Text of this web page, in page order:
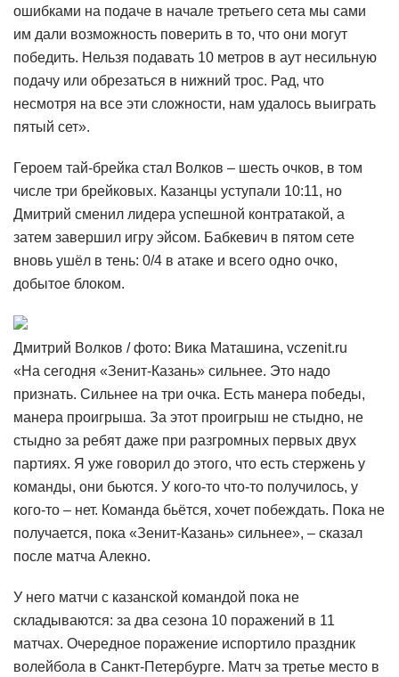
ошибками на подаче в начале третьего сета мы сами
им дали возможность поверить в то, что они могут
победить. Нельзя подавать 10 метров в аут несильную
подачу или обрезаться в нижний трос. Рад, что
несмотря на все эти сложности, нам удалось выиграть
пятый сет».
Героем тай-брейка стал Волков – шесть очков, в том
числе три брейковых. Казанцы уступали 10:11, но
Дмитрий сменил лидера успешной контратакой, а
затем завершил игру эйсом. Бабкевич в пятом сете
вновь ушёл в тень: 0/4 в атаке и всего одно очко,
добытое блоком.
Дмитрий Волков / фото: Вика Маташина, vczenit.ru
«На сегодня «Зенит-Казань» сильнее. Это надо
признать. Сильнее на три очка. Есть манера победы,
манера проигрыша. За этот проигрыш не стыдно, не
стыдно за ребят даже при разгромных первых двух
партиях. Я уже говорил до этого, что есть стержень у
команды, они бьются. У кого-то что-то получилось, у
кого-то – нет. Команда бьётся, хочет побеждать. Пока не
получается, пока «Зенит-Казань» сильнее», – сказал
после матча Алекно.
У него матчи с казанской командой пока не
складываются: за два сезона 10 поражений в 11
матчах. Очередное поражение испортило праздник
волейбола в Санкт-Петербурге. Матч за третье место в